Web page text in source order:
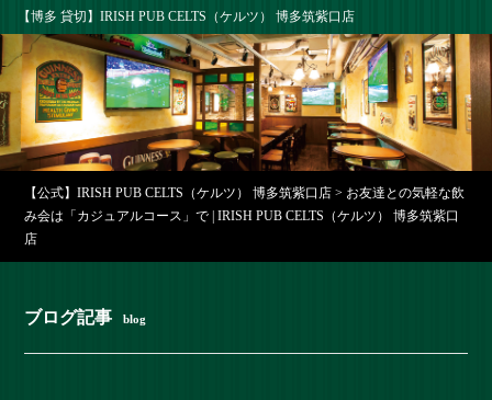
【博多 貸切】IRISH PUB CELTS（ケルツ） 博多筑紫口店
【公式】IRISH PUB CELTS（ケルツ） 博多筑紫口店 > お友達との気軽な飲
み会は「カジュアルコース」で | IRISH PUB CELTS（ケルツ） 博多筑紫口
店
ブログ記事 blog